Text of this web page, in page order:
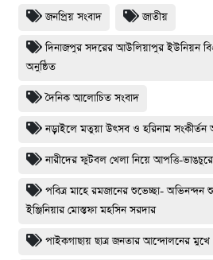
জনপ্রিয় সংবাদ জাতীয়
দিনাজপুর সদরের আউলিয়াপুর ইউনিয়ন
অনুষ্ঠিত
দৈনিক আলোচিত সংবাদ
নড়াইলে মতুয়া উৎসব ও হরিনাম সংকীর্তন
নারীদের ফুটবল খেলা নিয়ে আপত্তি-
পবিত্র মাহে রমজানের শুভেচ্ছা- অভিনন্দন
ইঞ্জিনিয়ার মোস্তফা মহসিন সরদার
পাইকগাছায় ছাত্র জনতার আন্দোলনের